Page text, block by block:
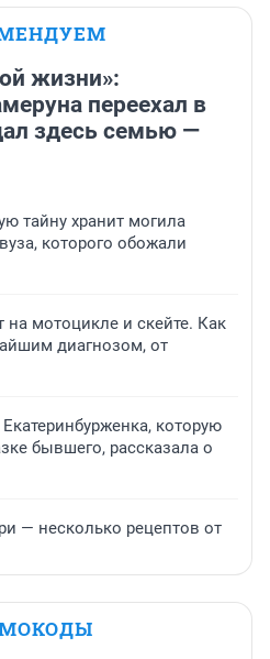
жизни»:
переехал в
здесь семью —
тайну хранит могила
которого обожали
на мотоцикле и скейте. Как
диагнозом, от
которую
бывшего, рассказала о
— несколько рецептов от